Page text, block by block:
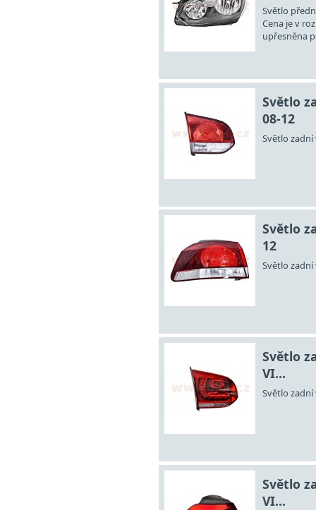
Světlo
Cena je v
upřesněna
Světlo
08-12
Světlo
Světlo
12
Světlo zadní
Světlo
VI...
Světlo zadní
Světlo
VI...